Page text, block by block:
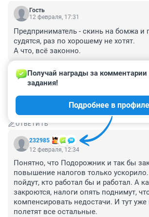
Гость
12 февраля, 17:31
Предприниматель - скинь на бомжа и
судятся, раз по хорошему не хотят.
А что, всё законно.
ОТВЕТИТЬ
Гость
за 30 лет работы нет денежных
ОТВЕТИТЬ
232985
Получай награды за комментарии
задания!
Подробнее в профиле
12 февраля, 12:34
Понятно, что Подорожник и так бы
повышение налогов только
пойдут, кто работал бы и работал. А
закроются, налоги опять поднимут,
компенсировать недостачи. И тут уже
полетят все остальные.